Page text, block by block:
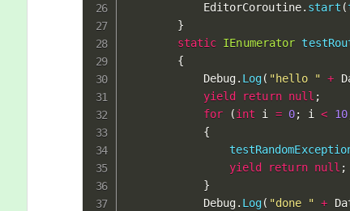
			EditorCoroutine
. start (
}
static IEnumerator
{
			Debug
. Log( "hello " +
yield
return null ;
for
(int i = 0; i < 10
{
yield
return null ;
}
			Debug
. Log( "done " +